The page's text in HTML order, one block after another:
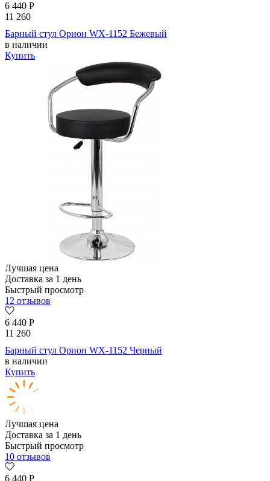
6 440 Р
11 260
Барный стул Орион WX-1152 Бежевый
в наличии
Купить
Лучшая цена
Доставка за 1 день
Быстрый просмотр
12 отзывов
6 440 Р
11 260
Барный стул Орион WX-1152 Черный
в наличии
Купить
Лучшая цена
Доставка за 1 день
Быстрый просмотр
10 отзывов
6 440 Р